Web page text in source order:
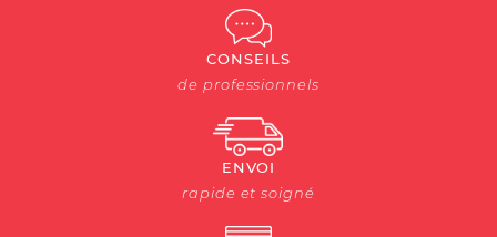
CONSEILS
de professionnels
ENVOI
rapide et soigné